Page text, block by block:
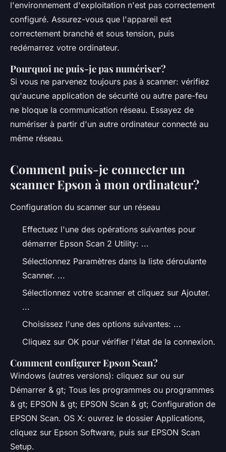
l'environnement d'exploitation n'est pas correctement
configuré. Assurez-vous que l'appareil est
correctement branché et sous tension, puis
redémarrez votre ordinateur.
Pourquoi ne puis-je pas numériser?
Si vous ne parvenez toujours pas à scanner: vérifiez
qu'aucune application de sécurité ou autre pare-feu
ne bloque la communication réseau. Essayez de
numériser à partir d'un autre ordinateur connecté au
même réseau.
Comment puis-je connecter un
scanner Epson à mon ordinateur?
Configuration du scanner sur un réseau
Effectuez l'une des opérations suivantes pour
démarrer Epson Scan 2 Utility: ...
Sélectionnez Paramètres dans la liste déroulante
Scanner. ...
Sélectionnez votre scanner et cliquez sur Ajouter.
...
Choisissez l'une des options suivantes: ...
Cliquez sur OK pour vérifier l'état de la connexion.
Comment configurer Epson Scan?
Windows (autres versions): cliquez sur ou sur
Démarrer & gt; Tous les programmes ou programmes
& gt; EPSON & gt; EPSON Scan & gt; Configuration de
EPSON Scan. OS X: ouvrez le dossier Applications,
cliquez sur Epson Software, puis sur EPSON Scan
Setup.